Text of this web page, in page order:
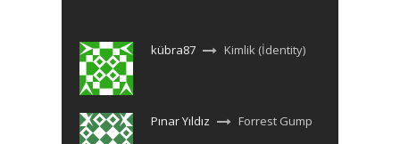
kübra87 Kimlik (İdentity)
Pınar Yıldız Forrest Gump